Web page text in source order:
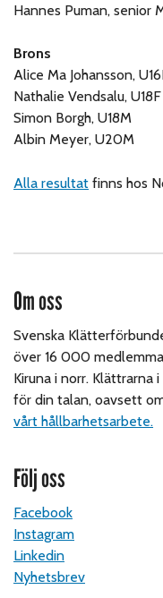
Hannes Puman, senior
Brons
Alice Ma Johansson,
Nathalie Vendsalu, U18F
Simon Borgh, U18M
Albin Meyer, U20M
Alla resultat finns hos
Om oss
Svenska
över 16 000
Kiruna i norr. Klättrarna
för din talan, oavsett
vårt hållbarhetsarbete.
Följ oss
Facebook
Instagram
Linkedin
Nyhetsbrev